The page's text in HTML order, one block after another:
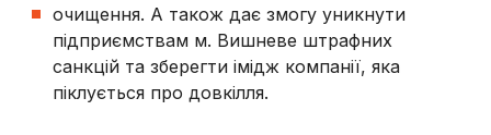
очищення. А також дає змогу уникнути
підприємствам м. Вишневе штрафних
санкцій та зберегти імідж компанії, яка
піклується про довкілля.